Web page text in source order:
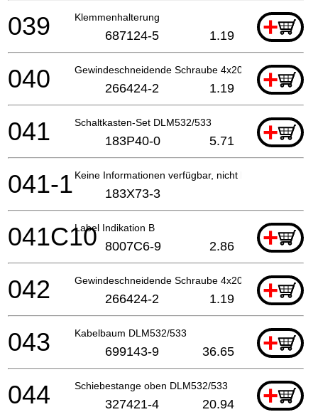
Klemmenhalterung +
039 687124-5 1.19
Gewindeschneidende Schraube 4x20 +
040 266424-2 1.19
Schaltkasten-Set DLM532/533 +
041 183P40-0 5.71
Keine Informationen verfügbar, nicht bestellbar
041-1 183X73-3
Label Indikation B +
041C10 8007C6-9 2.86
Gewindeschneidende Schraube 4x20 +
042 266424-2 1.19
Kabelbaum DLM532/533 +
043 699143-9 36.65
Schiebestange oben DLM532/533 +
044 327421-4 20.94